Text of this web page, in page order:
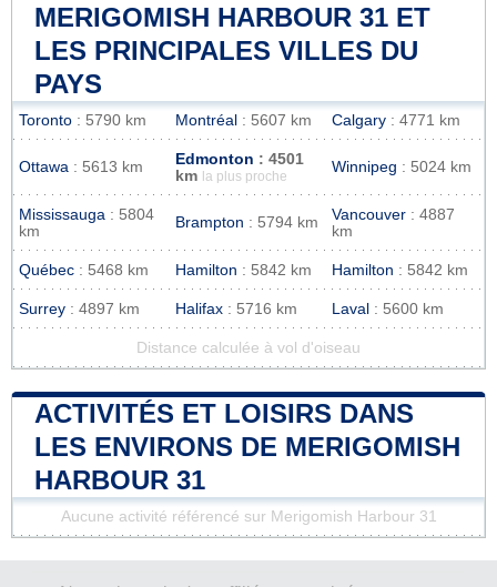
MERIGOMISH HARBOUR 31 ET
LES PRINCIPALES VILLES DU
PAYS
Toronto : 5790 km Montréal : 5607 km Calgary : 4771 km
Ottawa : 5613 km Edmonton : 4501
km
la plus proche
Winnipeg : 5024 km
Mississauga : 5804
km
Brampton : 5794 km Vancouver : 4887
km
Québec : 5468 km Hamilton : 5842 km Hamilton : 5842 km
Surrey : 4897 km Halifax : 5716 km Laval : 5600 km
Distance calculée à vol d'oiseau
ACTIVITÉS ET LOISIRS DANS
LES ENVIRONS DE MERIGOMISH
HARBOUR 31
Aucune activité référencé sur Merigomish Harbour 31